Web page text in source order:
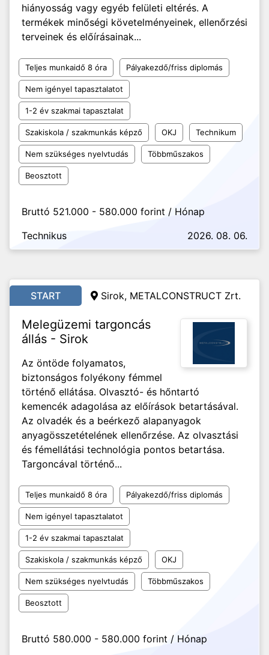
hiányosság vagy egyéb felületi eltérés. A
termékek minőségi követelményeinek, ellenőrzési
terveinek és előírásainak...
Teljes munkaidő 8 óra Pályakezdő/friss diplomás
Nem igényel tapasztalatot
1-2 év szakmai tapasztalat
Szakiskola / szakmunkás képző OKJ Technikum
Nem szükséges nyelvtudás Többműszakos
Beosztott
Bruttó 521.000 - 580.000 forint / Hónap
Technikus
2026. 08. 06.
START Sirok, METALCONSTRUCT Zrt.
Melegüzemi targoncás
állás - Sirok
Az öntöde folyamatos,
biztonságos folyékony fémmel
történő ellátása. Olvasztó- és hőntartó
kemencék adagolása az előírások betartásával.
Az olvadék és a beérkező alapanyagok
anyagösszetételének ellenőrzése. Az olvasztási
és fémellátási technológia pontos betartása.
Targoncával történő...
Teljes munkaidő 8 óra Pályakezdő/friss diplomás
Nem igényel tapasztalatot
1-2 év szakmai tapasztalat
Szakiskola / szakmunkás képző OKJ
Nem szükséges nyelvtudás Többműszakos
Beosztott
Bruttó 580.000 - 580.000 forint / Hónap